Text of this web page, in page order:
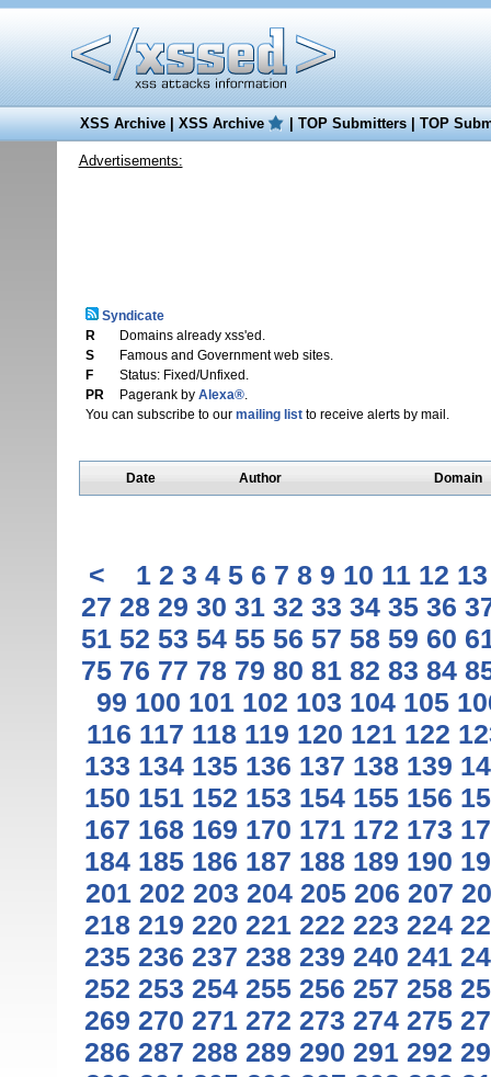
XSS Archive|XSS Archive |TOP Submitters|TOP
Advertisements:
Syndicate
R
Domains already xss'ed.
S
Famous and Government web sites.
F
Status: Fixed/Unfixed.
PR
Pagerank by Alexa®.
You can subscribe to our mailing listto receive alerts by mail.
Date Author Domain
< 1 2 3 4 5 6 7 8 9 10 11 12 13
27 28 29 30 31 32 33 34 35 36
51 52 53 54 55 56 57 58 59 60
75 76 77 78 79 80 81 82 83 84
99 100 101 102 103 104 105
116 117 118 119 120 121 122
133 134 135 136 137 138 139
150 151 152 153 154 155 156
167 168 169 170 171 172 173
184 185 186 187 188 189 190
201 202 203 204 205 206 207
218 219 220 221 222 223 224
235 236 237 238 239 240 241
252 253 254 255 256 257 258
269 270 271 272 273 274 275
286 287 288 289 290 291 292